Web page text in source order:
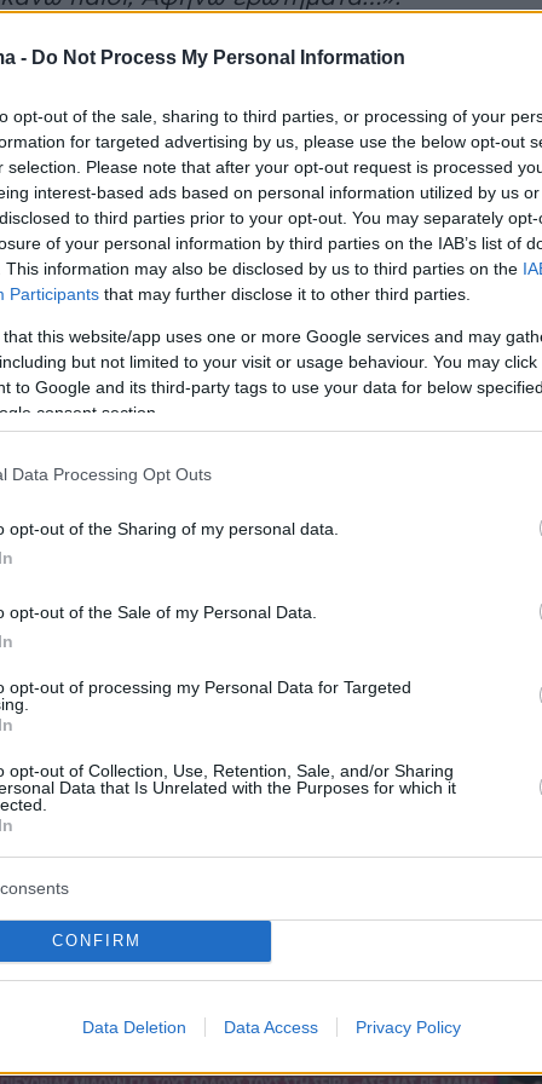
- Do Not Process My Personal Information
opt-out of the sale, sharing to third parties, or processing of your
for targeted advertising by us, please use the below opt-out
selection. Please note that after your opt-out request is processed
interest-based ads based on personal information utilized by us
to third parties prior to your opt-out. You may separately
of your personal information by third parties on the IAB’s list of
This information may also be disclosed by us to third parties on the
Participants that may further disclose it to other third parties.
that this website/app uses one or more Google services and may
but not limited to your visit or usage behaviour. You may
to Google and its third-party tags to use your data for below
consent section.
Data Processing Opt Outs
opt-out of the Sharing of my personal data.
opt-out of the Sale of my Personal Data.
opt-out of processing my Personal Data for Targeted
opt-out of Collection, Use, Retention, Sale, and/or Sharing
Data that Is Unrelated with the Purposes for which it
CONFIRM
Data Deletion Data Access Privacy Policy
της Δευτέρας 4/10:
Δημήτρη στο πλάι του, επιχειρεί να
το ραντεβού της Ρωξάνης με τον Ζαχαρία. Το
ο Δημήτρης ανακοινώνει αιφνιδιαστικά ότι σε
με την Έλλη και η Νικόλ
να φύγει από το σπίτι. Ο Άρης βρίσκει έναν
να βοηθήσει τη Δανάη να μαζέψει τα
έχασε, κάτι που τους φέρνει πολύ κοντά.
τα παιδιά ξεμπροστιάζουν τη
κρυφά για τον εαυτό της όλες τις
παράσταση όμως κλέβει ο Θωμάς, που έχει
πάντα με τον Δημήτρη στο πλάι του, στον
η είσοδος της Έλλης, η οποία πετυχαίνει τον
ιδιαίτερη στιγμή με τη Ρωξάνη.
εδώ: